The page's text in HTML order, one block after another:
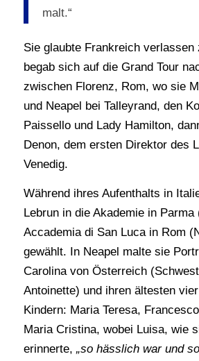
malt.“
Sie glaubte Frankreich verlassen
begab sich auf die Grand Tour
zwischen Florenz, Rom, wo sie
und Neapel bei Talleyrand, den
Paissello und Lady Hamilton,
Denon, dem ersten Direktor des
Venedig.
Während ihres Aufenthalts in
Lebrun in die Akademie in
Accademia di San Luca in Rom
gewählt. In Neapel malte sie
Carolina von Österreich
Antoinette) und ihren ältesten
Kindern: Maria Teresa,
Maria Cristina, wobei Luisa, wie
erinnerte, „so hässlich war und